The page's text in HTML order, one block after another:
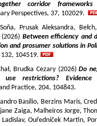
corridor frameworks
Perspectives, 37, 102029.
Prusak Aleksandra,
(2026) Between efficiency and
and prosumer solutions in
132, 104519.
Brudka Cezary (2026)Do
restrictions? Evidence
Practice, 204, 104843.
Basílio, Berzins Maris,
Zaiga, Malheiros Jorge,
Ouředníček Martin,